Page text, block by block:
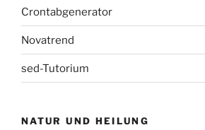
Crontabgenerator
Novatrend
sed-Tutorium
NATUR UND HEILUNG